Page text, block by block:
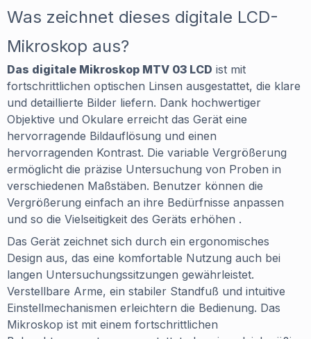
Was zeichnet dieses digitale LCD-
Mikroskop aus?
Das digitale Mikroskop MTV 03 LCD ist mit
fortschrittlichen optischen Linsen ausgestattet, die klare
und detaillierte Bilder liefern. Dank hochwertiger
Objektive und Okulare erreicht das Gerät eine
hervorragende Bildauflösung und einen
hervorragenden Kontrast. Die variable Vergrößerung
ermöglicht die präzise Untersuchung von Proben in
verschiedenen Maßstäben. Benutzer können die
Vergrößerung einfach an ihre Bedürfnisse anpassen
und so die Vielseitigkeit des Geräts erhöhen .
Das Gerät zeichnet sich durch ein ergonomisches
Design aus, das eine komfortable Nutzung auch bei
langen Untersuchungssitzungen gewährleistet.
Verstellbare Arme, ein stabiler Standfuß und intuitive
Einstellmechanismen erleichtern die Bedienung. Das
Mikroskop ist mit einem fortschrittlichen